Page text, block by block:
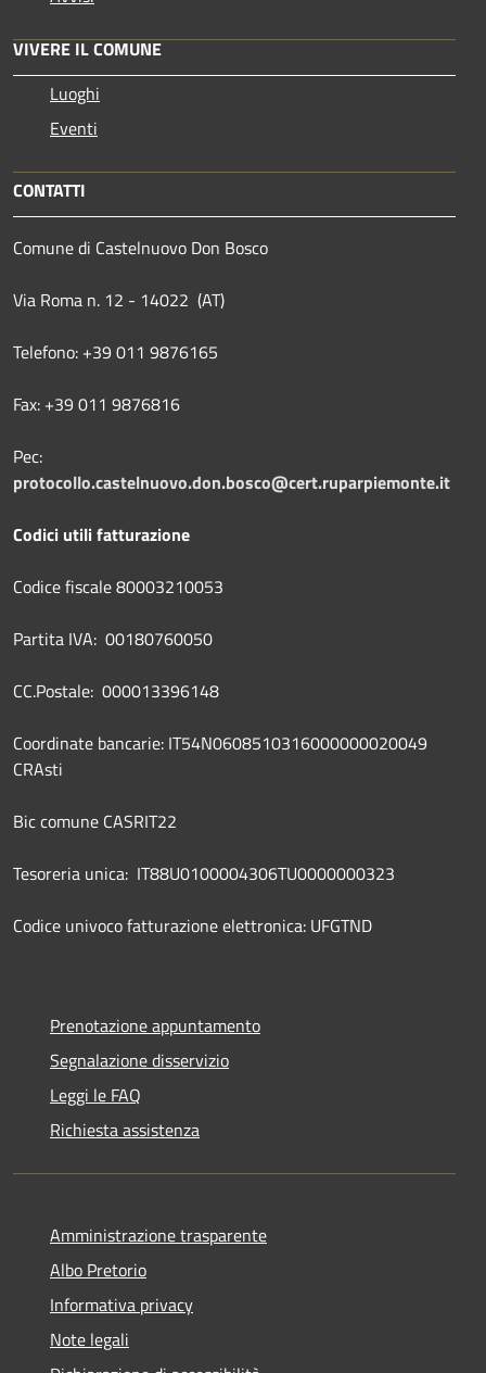
VIVERE IL COMUNE
Luoghi
Eventi
CONTATTI
Comune di Castelnuovo Don Bosco
Via Roma n. 12 - 14022 (AT)
Telefono: +39 011 9876165
Fax: +39 011 9876816
Pec:
protocollo.castelnuovo.don.bosco@cert.ruparpiemonte.it
Codici utili fatturazione
Codice fiscale 80003210053
Partita IVA: 00180760050
CC.Postale: 000013396148
Coordinate bancarie: IT54N0608510316000000020049
CRAsti
Bic comune CASRIT22
Tesoreria unica: IT88U0100004306TU0000000323
Codice univoco fatturazione elettronica: UFGTND
Prenotazione appuntamento
Segnalazione disservizio
Leggi le FAQ
Richiesta assistenza
Amministrazione trasparente
Albo Pretorio
Informativa privacy
Note legali